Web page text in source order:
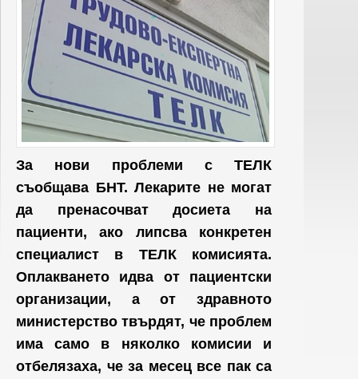
За нови проблеми с ТЕЛК
съобщава БНТ. Лекарите не могат
да пренасочват досиета на
пациенти, ако липсва конкретен
специалист в ТЕЛК комисията.
Оплакването идва от пациентски
организации, а от здравното
министерство твърдят, че проблем
има само в няколко комисии и
отбелязаха, че за месец все пак са